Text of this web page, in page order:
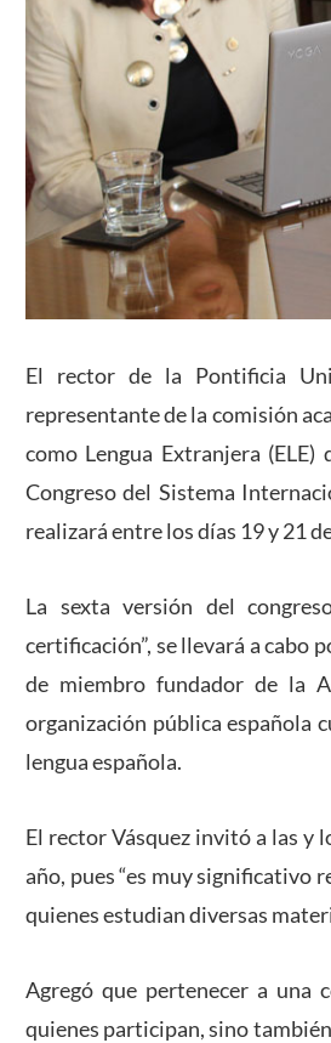
El rector de la Pontificia
representante de la comisión
como Lengua Extranjera
Congreso del Sistema
realizará entre los días 19 y 21
La sexta versión del
certificación”, se llevará a cabo
de miembro fundador de la
organización pública española
lengua española.
El rector Vásquez invitó a las y
año, pues “es muy significativo
quienes estudian diversas
Agregó que pertenecer a una
quienes participan, sino